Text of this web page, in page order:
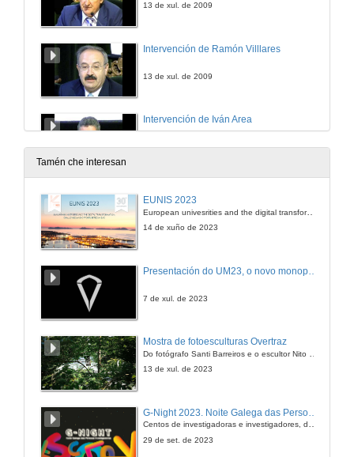
13 de xul. de 2009
Intervención de Ramón Villlares
13 de xul. de 2009
Intervención de Iván Area
13 de xul. de 2009
13 de xul. de 2009
13 de xul. de 2009
13 de xul. de 2009
Tamén che interesan
EUNIS 2023
European univesrities and the digital transformation: challenges and opportunities ahead
14 de xuño de 2023
7 de xul. de 2023
Mostra de fotoesculturas Overtraz
13 de xul. de 2023
Centos de investigadoras e investigadores, decenas de actividades e sete cidades
29 de set. de 2023